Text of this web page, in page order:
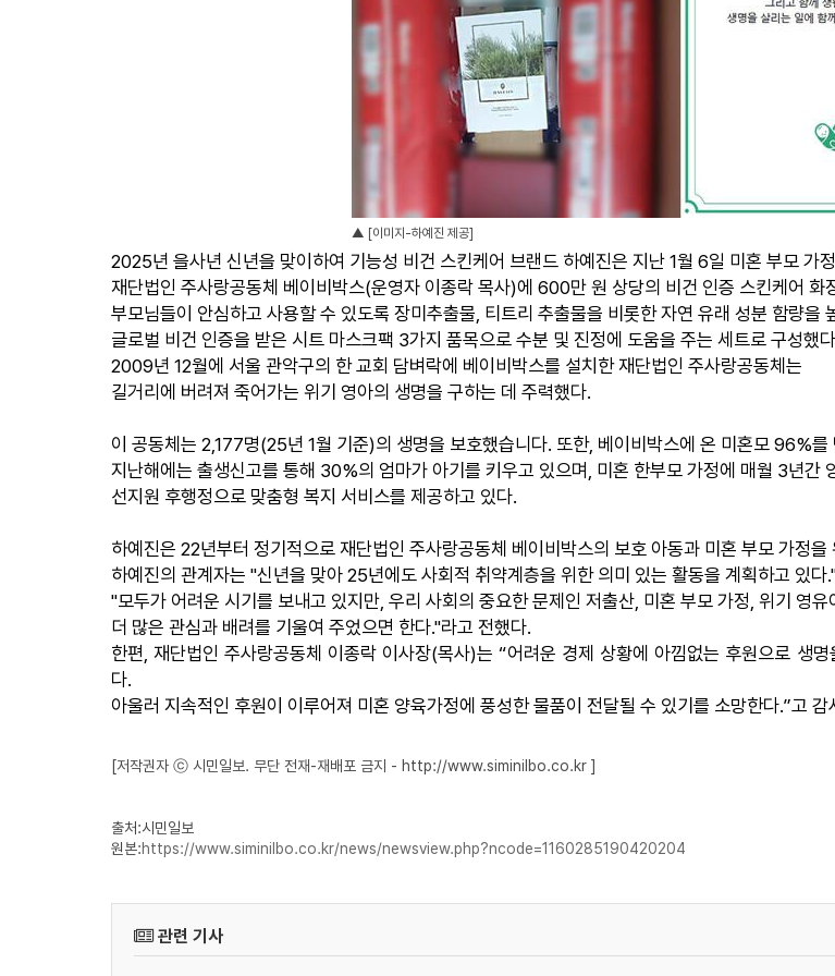
▲ [이미지-하예진 제공]
2025년 을사년 신년을 맞이하여 기능성 비건 스킨케어 브랜드 하예진은 지난 1월 6일 미혼 부모 가
재단법인 주사랑공동체 베이비박스(운영자 이종락 목사)에 600만 원 상당의 비건 인증 스킨케어 화
부모님들이 안심하고 사용할 수 있도록 장미추출물, 티트리 추출물을 비롯한 자연 유래 성분 함량을
글로벌 비건 인증을 받은 시트 마스크팩 3가지 품목으로 수분 및 진정에 도움을 주는 세트로 구성했
2009년 12월에 서울 관악구의 한 교회 담벼락에 베이비박스를 설치한 재단법인 주사랑공동체는
길거리에 버려져 죽어가는 위기 영아의 생명을 구하는 데 주력했다.
이 공동체는 2,177명(25년 1월 기준)의 생명을 보호했습니다. 또한, 베이비박스에 온 미혼모 96%를
지난해에는 출생신고를 통해 30%의 엄마가 아기를 키우고 있으며, 미혼 한부모 가정에 매월 3년간
선지원 후행정으로 맞춤형 복지 서비스를 제공하고 있다.
하예진은 22년부터 정기적으로 재단법인 주사랑공동체 베이비박스의 보호 아동과 미혼 부모 가정을
하예진의 관계자는 "신년을 맞아 25년에도 사회적 취약계층을 위한 의미 있는 활동을 계획하고 있다
"모두가 어려운 시기를 보내고 있지만, 우리 사회의 중요한 문제인 저출산, 미혼 부모 가정, 위기 영유
더 많은 관심과 배려를 기울여 주었으면 한다."라고 전했다.
한편, 재단법인 주사랑공동체 이종락 이사장(목사)는 “어려운 경제 상황에 아낌없는 후원으로 생
다.
아울러 지속적인 후원이 이루어져 미혼 양육가정에 풍성한 물품이 전달될 수 있기를 소망한다.”고 감
[저작권자 ⓒ 시민일보. 무단 전재-재배포 금지 - http://www.siminilbo.co.kr ]
출처:시민일보
원본:https://www.siminilbo.co.kr/news/newsview.php?ncode=1160285190420204
관련 기사